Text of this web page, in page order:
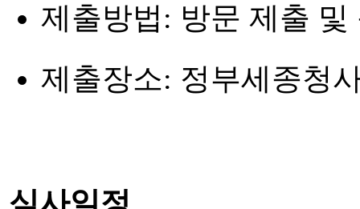
제출방법: 방문 제출 및
제출장소: 정부세종청